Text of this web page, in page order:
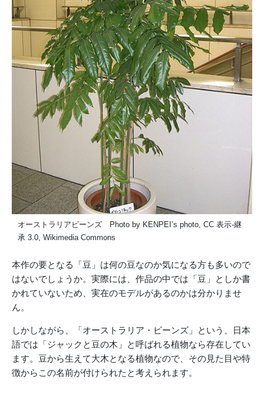
オーストラリアビーンズ Photo by KENPEI’s photo, CC 表示-継
承 3.0, Wikimedia Commons
本作の要となる「豆」は何の豆なのか気になる方も多いので
はないでしょうか。実際には、作品の中では「豆」としか書
かれていないため、実在のモデルがあるのかは分かりませ
ん。
しかしながら、「オーストラリア・ビーンズ」という、日本
語では「ジャックと豆の木」と呼ばれる植物なら存在してい
ます。豆から生えて大木となる植物なので、その見た目や特
徴からこの名前が付けられたと考えられます。